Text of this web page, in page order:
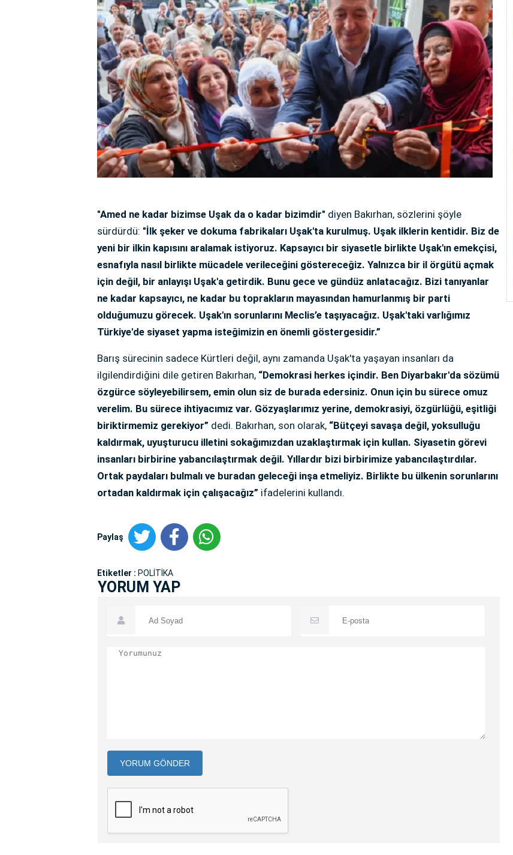
"Amed ne kadar bizimse Uşak da o kadar bizimdir" diyen Bakırhan, sözlerini şöyle
sürdürdü: "İlk şeker ve dokuma fabrikaları Uşak'ta kurulmuş. Uşak ilklerin kentidir. Biz de
yeni bir ilkin kapısını aralamak istiyoruz. Kapsayıcı bir siyasetle birlikte Uşak'ın emekçisi,
esnafıyla nasıl birlikte mücadele verileceğini göstereceğiz. Yalnızca bir il örgütü açmak
için değil, bir anlayışı Uşak'a getirdik. Bunu gece ve gündüz anlatacağız. Bizi tanıyanlar
ne kadar kapsayıcı, ne kadar bu toprakların mayasından hamurlanmış bir parti
olduğumuzu görecek. Uşak'ın sorunlarını Meclis’e taşıyacağız. Uşak'taki varlığımız
Türkiye'de siyaset yapma isteğimizin en önemli göstergesidir.”
Barış sürecinin sadece Kürtleri değil, aynı zamanda Uşak'ta yaşayan insanları da
ilgilendirdiğini dile getiren Bakırhan, “Demokrasi herkes içindir. Ben Diyarbakır'da sözümü
özgürce söyleyebilirsem, emin olun siz de burada edersiniz. Onun için bu sürece omuz
verelim. Bu sürece ihtiyacımız var. Gözyaşlarımız yerine, demokrasiyi, özgürlüğü, eşitliği
biriktirmemiz gerekiyor” dedi. Bakırhan, son olarak, “Bütçeyi savaşa değil, yoksulluğu
kaldırmak, uyuşturucu illetini sokağımızdan uzaklaştırmak için kullan. Siyasetin görevi
insanları birbirine yabancılaştırmak değil. Yıllardır bizi birbirimize yabancılaştırdılar.
Ortak paydaları bulmalı ve buradan geleceği inşa etmeliyiz. Birlikte bu ülkenin sorunlarını
ortadan kaldırmak için çalışacağız” ifadelerini kullandı.
Paylaş
Etiketler : POLİTİKA
YORUM YAP
YORUM GÖNDER